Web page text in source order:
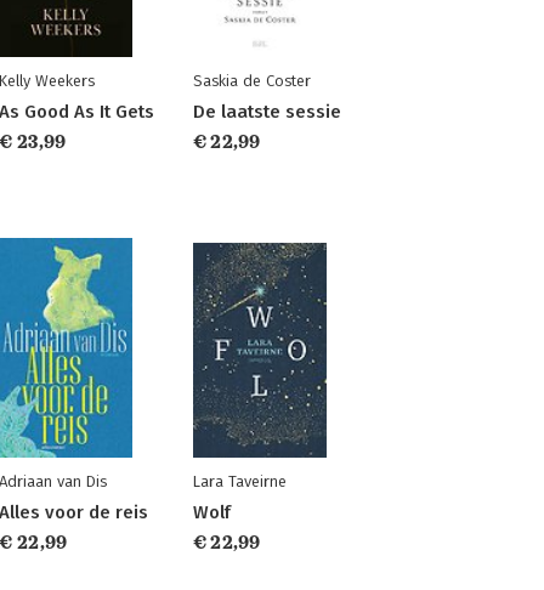
Kelly Weekers
As Good As It Gets
€ 23,99
Saskia de Coster
De laatste sessie
€ 22,99
Adriaan van Dis
Alles voor de reis
€ 22,99
Lara Taveirne
Wolf
€ 22,99